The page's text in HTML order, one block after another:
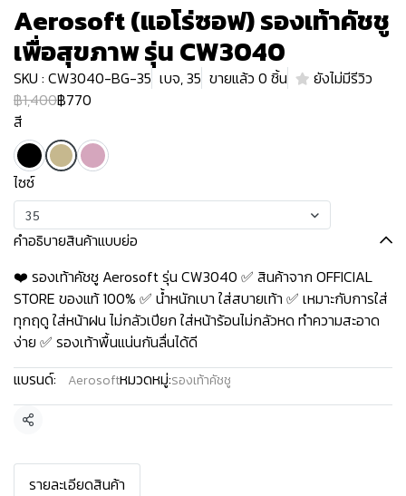
Aerosoft (แอโร่ซอฟ) รองเท้าคัชชู
เพื่อสุขภาพ รุ่น CW3040
SKU : CW3040-BG-35 เบจ, 35 ขายแล้ว 0 ชิ้น
ยังไม่มีรีวิว
฿1,400฿770
สี
ไซซ์
35
คำอธิบายสินค้าแบบย่อ
❤️ รองเท้าคัชชู Aerosoft รุ่น CW3040 ✅ สินค้าจาก OFFICIAL
STORE ของแท้ 100% ✅ น้ำหนักเบา ใส่สบายเท้า ✅ เหมาะกับการใส่
ทุกฤดู ใส่หน้าฝน ไม่กลัวเปียก ใส่หน้าร้อนไม่กลัวหด ทำความสะอาด
ง่าย ✅ รองเท้าพื้นแน่นกันลื่นได้ดี
แบรนด์:
Aerosoftหมวดหมู่:รองเท้าคัชชู
แชร์
รายละเอียดสินค้า